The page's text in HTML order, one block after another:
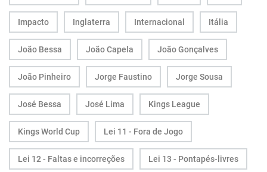
Impacto Inglaterra Internacional Itália
João Bessa João Capela João Gonçalves
João Pinheiro Jorge Faustino Jorge Sousa
José Bessa José Lima Kings League
Kings World Cup Lei 11 - Fora de Jogo
Lei 12 - Faltas e incorreções Lei 13 - Pontapés-livres